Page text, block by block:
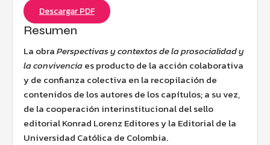
Descargar PDF
Resumen
La obraPerspectivas y contextos de la prosocialidad y
la convivenciaes producto de la acción colaborativa
y de confianza colectiva en la recopilación de
contenidos de los autores de los capítulos; a su vez,
de la cooperación interinstitucional del sello
editorial Konrad Lorenz Editores y la Editorial de la
Universidad Católica de Colombia.